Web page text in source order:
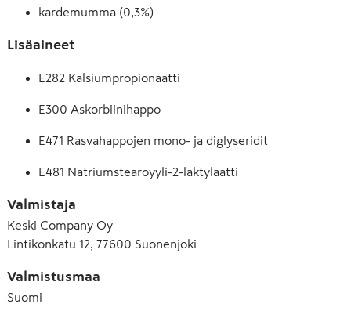
kardemumma (0,3%)
Lisäaineet
E282 Kalsiumpropionaatti
E300 Askorbiinihappo
E471 Rasvahappojen mono- ja diglyseridit
E481 Natriumstearoyyli-2-laktylaatti
Valmistaja
Keski Company Oy
Lintikonkatu 12, 77600 Suonenjoki
Valmistusmaa
Suomi